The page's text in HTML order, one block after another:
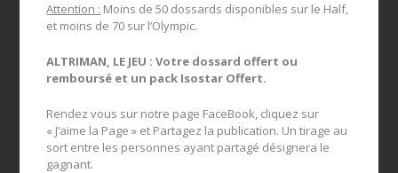
Attention : Moins de 50 dossards disponibles sur le Half,
et moins de 70 sur l’Olympic.
ALTRIMAN, LE JEU : Votre dossard offert ou
remboursé et un pack Isostar Offert.
Rendez vous sur notre page FaceBook, cliquez sur
« J’aime la Page » et Partagez la publication. Un tirage au
sort entre les personnes ayant partagé désignera le
gagnant.